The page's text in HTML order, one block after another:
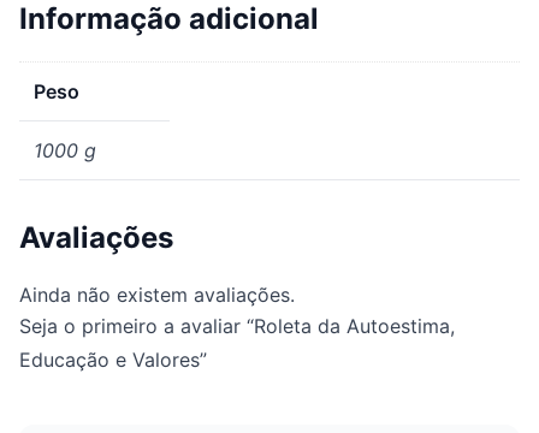
Informação adicional
Peso
1000 g
Avaliações
Ainda não existem avaliações.
Seja o primeiro a avaliar “Roleta da Autoestima,
Educação e Valores”